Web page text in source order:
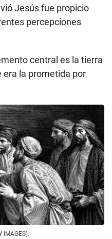
Jesús fue propicio
percepciones
central es la tierra
era la prometida por
IMAGES).